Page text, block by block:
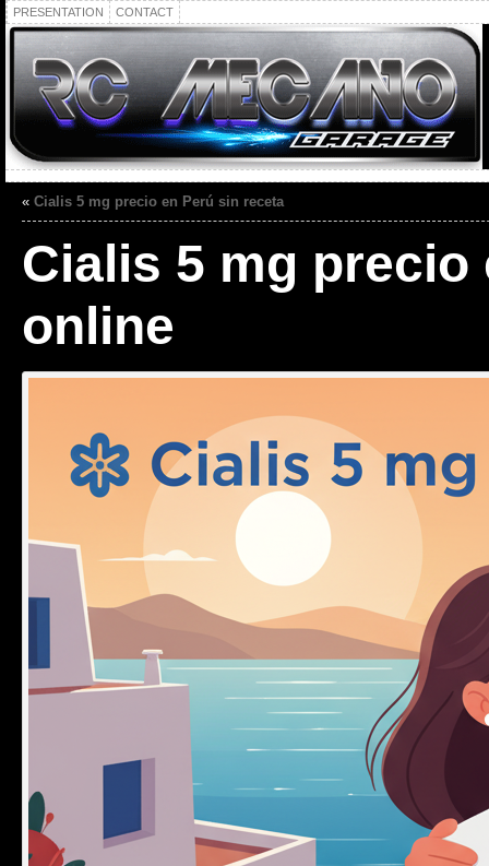
PRESENTATION CONTACT
« Cialis 5 mg precio en Perú sin receta
Cialis 5 mg precio
online